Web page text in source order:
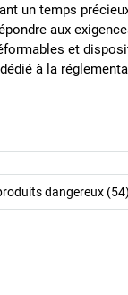
un temps
aux
et
à la
dangereux (54)